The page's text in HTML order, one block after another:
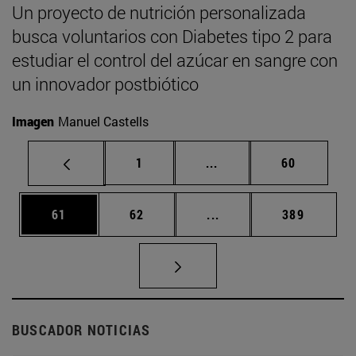
Un proyecto de nutrición personalizada
busca voluntarios con Diabetes tipo 2 para
estudiar el control del azúcar en sangre con
un innovador postbiótico
Imagen Manuel Castells
Página
1 ... Páginas intermedias
Página
60
Página
61 Página
62 ... Páginas intermedias
Página
389
BUSCADOR NOTICIAS